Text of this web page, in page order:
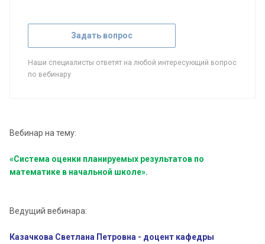
Задать вопрос
Наши специалисты ответят на любой интересующий вопрос
по вебинару
Вебинар на тему:
«Система оценки планируемых результатов по
математике в начальной школе».
Ведущий вебинара:
Казачкова Светлана Петровна - доцент кафедры